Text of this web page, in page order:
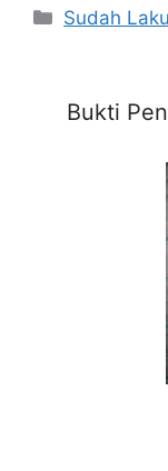
Categories
Sudah Laku
Bukti